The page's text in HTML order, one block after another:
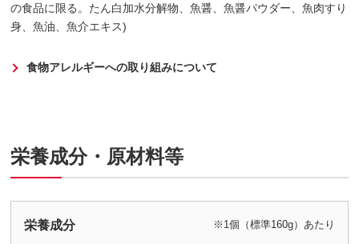
の食品に限る。たん白加水分解物、魚醤、魚醤パウダー、魚肉すり
身、魚油、魚介エキス)
食物アレルギーへの取り組みについて
栄養成分・原材料等
栄養成分 ※1個（標準160g）あたり